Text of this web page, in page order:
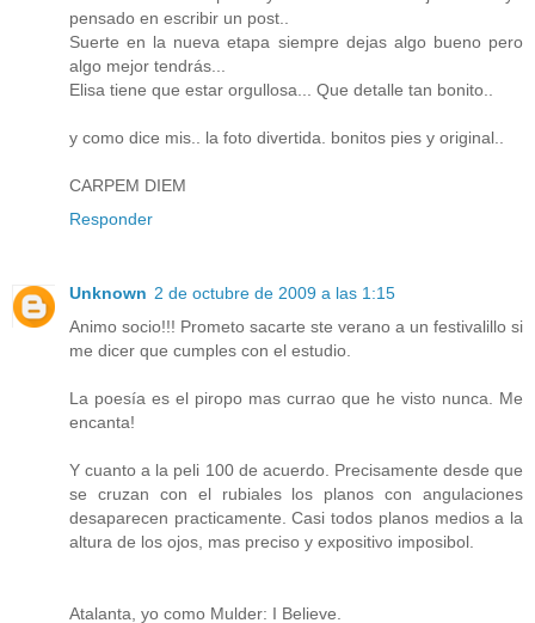
pensado en escribir un post..
Suerte en la nueva etapa siempre dejas algo bueno pero
algo mejor tendrás...
Elisa tiene que estar orgullosa... Que detalle tan bonito..
y como dice mis.. la foto divertida. bonitos pies y original..
CARPEM DIEM
Responder
Unknown 2 de octubre de 2009 a las 1:15
Animo socio!!! Prometo sacarte ste verano a un festivalillo si
me dicer que cumples con el estudio.
La poesía es el piropo mas currao que he visto nunca. Me
encanta!
Y cuanto a la peli 100 de acuerdo. Precisamente desde que
se cruzan con el rubiales los planos con angulaciones
desaparecen practicamente. Casi todos planos medios a la
altura de los ojos, mas preciso y expositivo imposibol.
Atalanta, yo como Mulder: I Believe.